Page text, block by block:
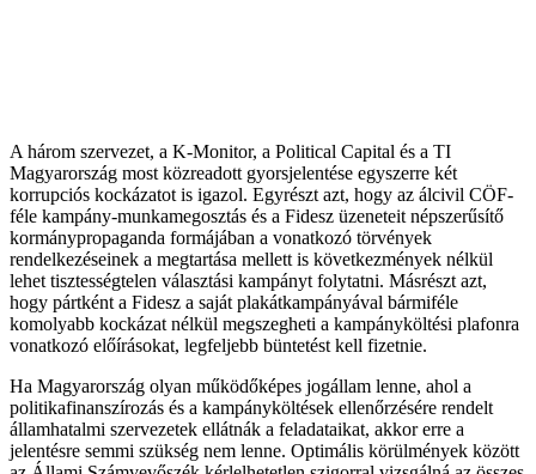
A három szervezet, a K-Monitor, a Political Capital és a TI
Magyarország most közreadott gyorsjelentése egyszerre két
korrupciós kockázatot is igazol. Egyrészt azt, hogy az álcivil CÖF-
féle kampány-munkamegosztás és a Fidesz üzeneteit népszerűsítő
kormánypropaganda formájában a vonatkozó törvények
rendelkezéseinek a megtartása mellett is következmények nélkül
lehet tisztességtelen választási kampányt folytatni. Másrészt azt,
hogy pártként a Fidesz a saját plakátkampányával bármiféle
komolyabb kockázat nélkül megszegheti a kampányköltési plafonra
vonatkozó előírásokat, legfeljebb büntetést kell fizetnie.
Ha Magyarország olyan működőképes jogállam lenne, ahol a
politikafinanszírozás és a kampányköltések ellenőrzésére rendelt
államhatalmi szervezetek ellátnák a feladataikat, akkor erre a
jelentésre semmi szükség nem lenne. Optimális körülmények között